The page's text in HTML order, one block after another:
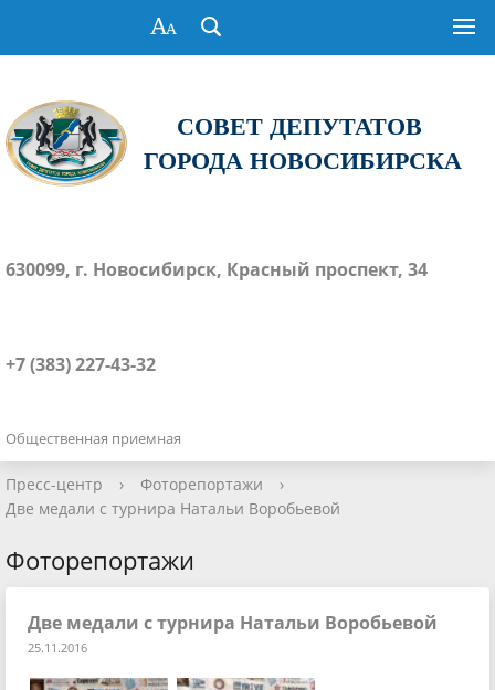
СОВЕТ ДЕПУТАТОВ
ГОРОДА НОВОСИБИРСКА
630099, г. Новосибирск, Красный проспект, 34
+7 (383) 227-43-32
Общественная приемная
Пресс-центр › Фоторепортажи
›
Две медали с турнира Натальи Воробьевой
Фоторепортажи
Две медали с турнира Натальи Воробьевой
25.11.2016